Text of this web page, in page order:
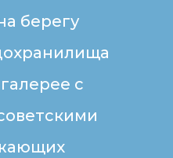
берегу
с